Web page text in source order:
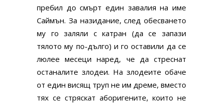
пребил до смърт един завалия на име
Саймън. За назидание, след обесването
му го заляли с катран (да се запази
тялото му по-дълго) и го оставили да се
люлее месеци наред, че да стреснат
останалите злодеи. На злодеите обаче
от един висящ труп не им дреме, вместо
тях се стряскат аборигените, които не